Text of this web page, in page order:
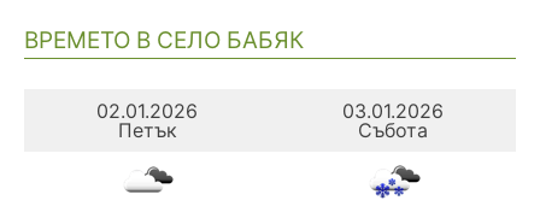
ВРЕМЕТО В СЕЛО БАБЯК
02.01.2026
Петък
03.01.2026
Събота